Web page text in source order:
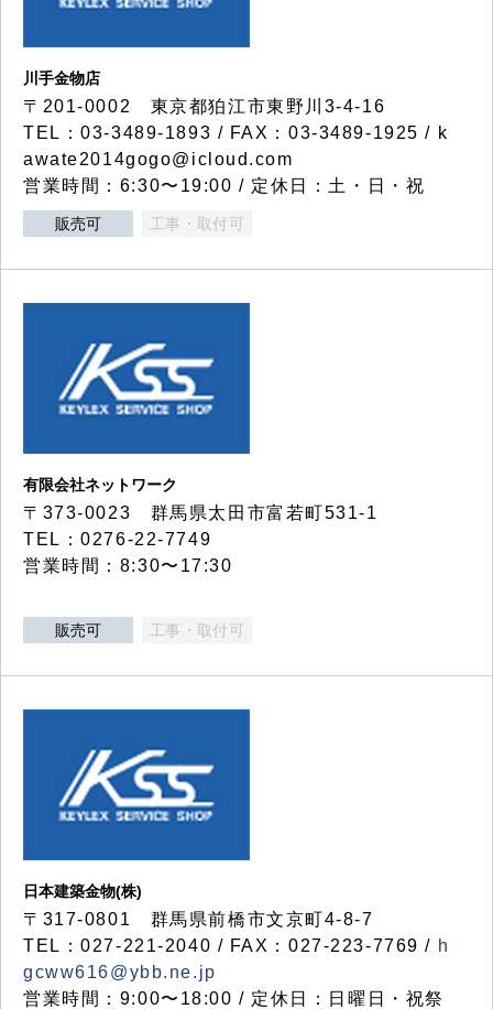
川手金物店
〒201-0002 東京都狛江市東野川3-4-16
TEL：03-3489-1893 / FAX：03-3489-1925 / k
awate2014gogo@icloud.com
営業時間：6:30〜19:00 / 定休日：土・日・祝
販売可 工事・取付可
有限会社ネットワーク
〒373-0023 群馬県太田市富若町531-1
TEL：0276-22-7749
営業時間：8:30〜17:30
販売可 工事・取付可
日本建築金物(株)
〒317‐0801 群馬県前橋市文京町4-8-7
TEL：027-221-2040 / FAX：027-223-7769 / h
gcww616@ybb.ne.jp
営業時間：9:00〜18:00 / 定休日：日曜日・祝祭